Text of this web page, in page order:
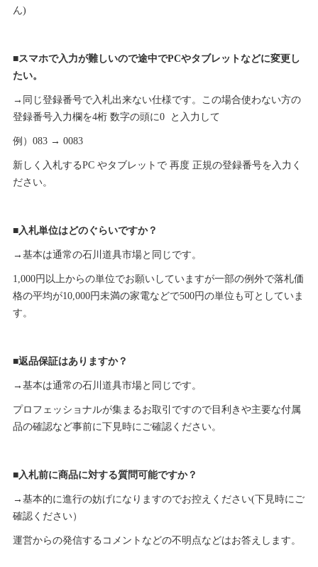
ん)
■スマホで入力が難しいので途中でPCやタブレットなどに変更し
たい。
→同じ登録番号で入札出来ない仕様です。この場合使わない方の
登録番号入力欄を4桁 数字の頭に0 と入力して
例）083 → 0083
新しく入札するPC やタブレットで 再度 正規の登録番号を入力く
ださい。
■入札単位はどのぐらいですか？
→基本は通常の石川道具市場と同じです。
1,000円以上からの単位でお願いしていますが一部の例外で落札価
格の平均が10,000円未満の家電などで500円の単位も可としていま
す。
■返品保証はありますか？
→基本は通常の石川道具市場と同じです。
プロフェッショナルが集まるお取引ですので目利きや主要な付属
品の確認など事前に下見時にご確認ください。
■入札前に商品に対する質問可能ですか？
→基本的に進行の妨げになりますのでお控えください(下見時にご
確認ください）
運営からの発信するコメントなどの不明点などはお答えします。